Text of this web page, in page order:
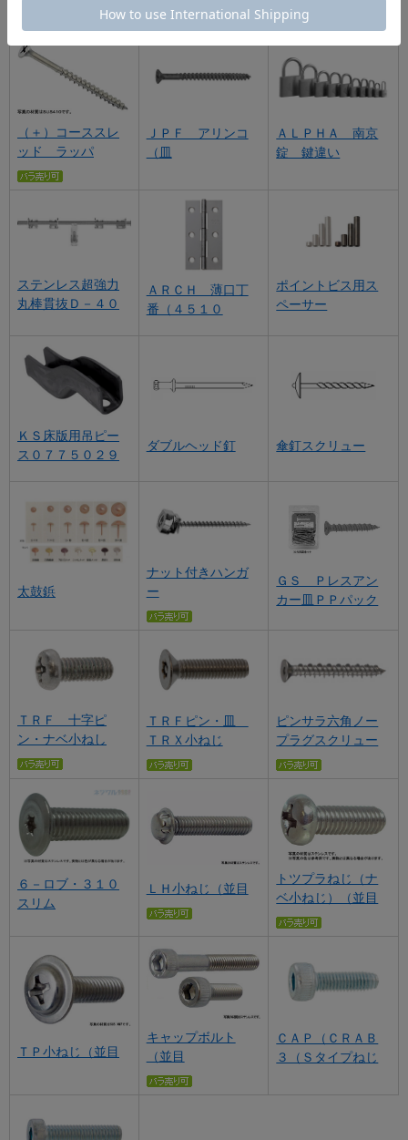
（＋）コーススレ
ッド ラッパ
ＪＰＦ アリンコ
（皿
ＡＬＰＨＡ 南京
錠 鍵違い
ステンレス超強力
丸棒貫抜Ｄ－４０
ＡＲＣＨ 薄口丁
番（４５１０
ポイントビス用ス
ペーサー
ＫＳ床版用吊ピー
ス０７７５０２９
ダブルヘッド釘 傘釘スクリュー
太鼓鋲
ナット付きハンガ
ー
ＧＳ Ｐレスアン
カー皿ＰＰパック
ＴＲＦ 十字ピ
ン・ナベ小ねし
ＴＲＦピン・皿
ＴＲＸ小ねじ
ピンサラ六角ノー
プラグスクリュー
６－ロブ・３１０
スリム
ＬＨ小ねじ（並目
トツプラねじ（ナ
ベ小ねじ）（並目
ＴＰ小ねじ（並目
キャップボルト
（並目
ＣＡＰ（ＣＲＡＢ
３（Ｓタイプねじ